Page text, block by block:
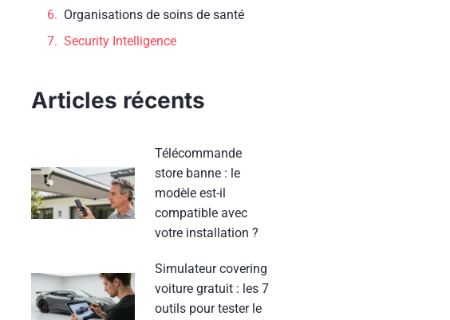
Organisations de soins de santé
Security Intelligence
Articles récents
Télécommande
store banne : le
modèle est-il
compatible avec
votre installation ?
Simulateur covering
voiture gratuit : les 7
outils pour tester le